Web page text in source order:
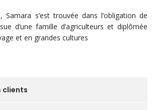
s’est trouvée dans l’obligation de
d’une famille d’agriculteurs et diplômée
et en grandes cultures
clients